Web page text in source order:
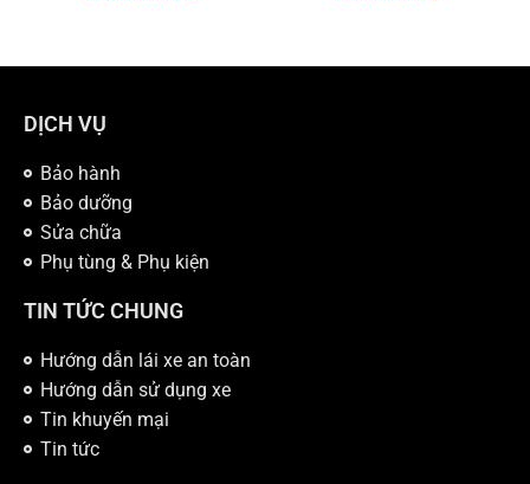
DỊCH VỤ
Bảo hành
Bảo dưỡng
Sửa chữa
Phụ tùng & Phụ kiện
TIN TỨC CHUNG
Hướng dẫn lái xe an toàn
Hướng dẫn sử dụng xe
Tin khuyến mại
Tin tức